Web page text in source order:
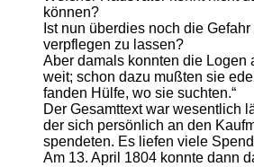
können?
Ist nun überdies noch die
verpflegen zu lassen?
Aber damals konnten die Logen
weit; schon dazu mußten sie
fanden Hülfe, wo sie suchten.“
Der Gesamttext war wesentlich
der sich persönlich an den
spendeten. Es liefen viele
Am 13. April 1804 konnte dann